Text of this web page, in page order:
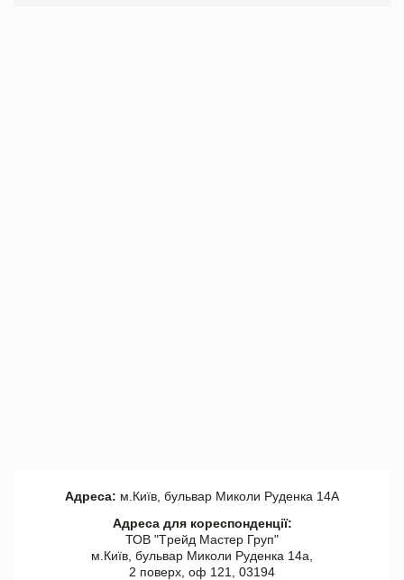
Адреса: м.Київ, бульвар Миколи Руденка 14А
Адреса для кореспонденції:
ТОВ "Tрейд Мастер Груп"
м.Київ, бульвар Миколи Руденка 14а,
2 поверх, оф 121, 03194